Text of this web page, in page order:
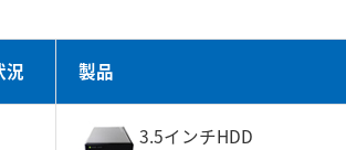
況 製品
3.5インチHDD